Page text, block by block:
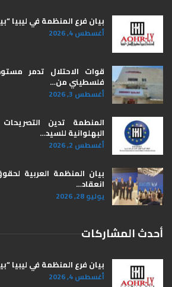
بيان فرع المنظمة في ليبيا
أغسطس 4, 2026
فلسطيني من…
أغسطس 3, 2026
المنطمة تدين
البهلوانية للسيد…
أغسطس 2, 2026
بيان المنظمة العربية
انعقاد…
يوليو 28, 2026
أحدث المشاركات
بيان فرع المنظمة في ليبيا
أغسطس 4, 2026